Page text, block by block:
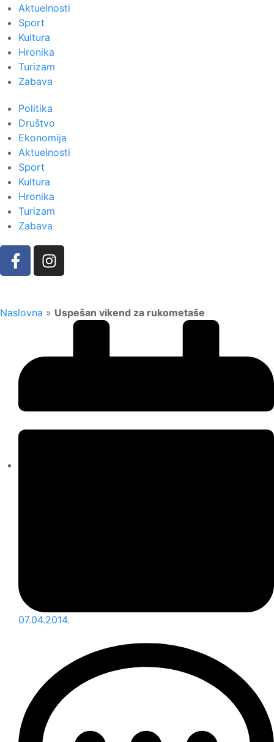
Aktuelnosti
Sport
Kultura
Hronika
Turizam
Zabava
Politika
Društvo
Ekonomija
Aktuelnosti
Sport
Kultura
Hronika
Turizam
Zabava
Naslovna » Uspešan vikend za rukometaše
07.04.2014.